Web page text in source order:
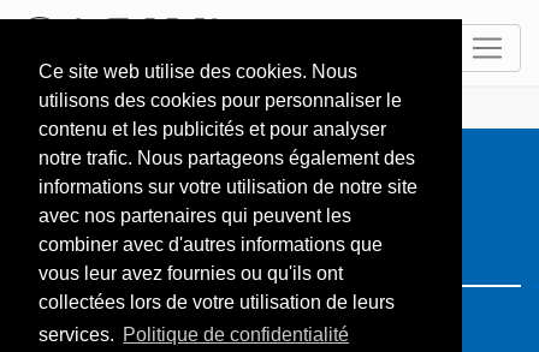
Ce site web utilise des cookies. Nous
utilisons des cookies pour personnaliser le
contenu et les publicités et pour analyser
notre trafic. Nous partageons également des
informations sur votre utilisation de notre site
avec nos partenaires qui peuvent les
combiner avec d'autres informations que
vous leur avez fournies ou qu'ils ont
collectées lors de votre utilisation de leurs
services. Politique de confidentialité
ACCUEIL Resorts Search: Italien